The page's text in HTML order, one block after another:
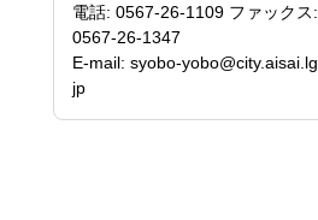
電話: 0567-26-1109 ファックス:
0567-26-1347
E-mail: syobo-yobo@city.aisai.lg.
jp